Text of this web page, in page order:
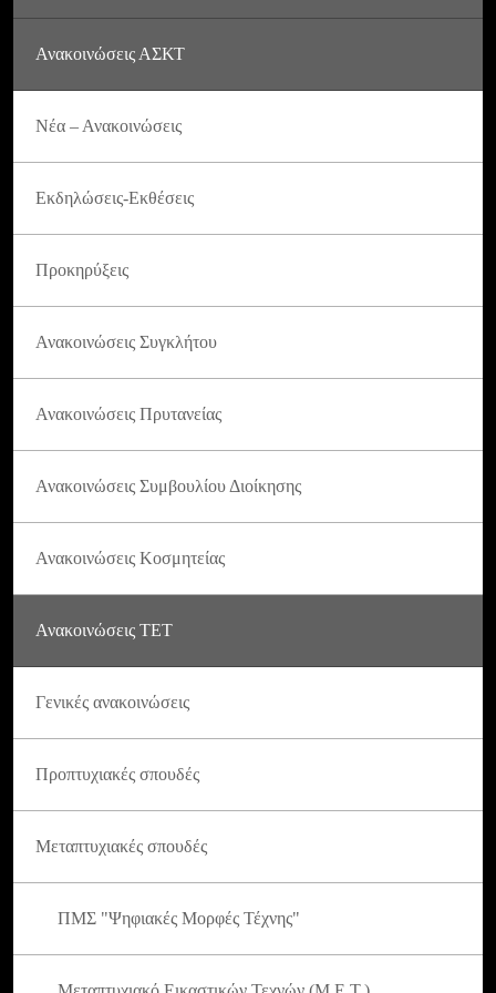
Ανακοινώσεις ΑΣΚΤ
Νέα – Ανακοινώσεις
Εκδηλώσεις-Εκθέσεις
Προκηρύξεις
Ανακοινώσεις Συγκλήτου
Ανακοινώσεις Πρυτανείας
Ανακοινώσεις Συμβουλίου Διοίκησης
Ανακοινώσεις Κοσμητείας
Ανακοινώσεις ΤΕΤ
Γενικές ανακοινώσεις
Προπτυχιακές σπουδές
Μεταπτυχιακές σπουδές
ΠΜΣ "Ψηφιακές Μορφές Τέχνης"